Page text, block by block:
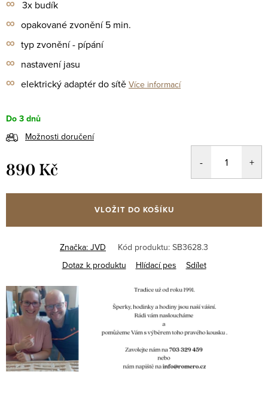
∞ 3x budík
∞ opakované zvonění 5 min.
∞ typ zvonění - pípání
∞ nastavení jasu
∞ elektrický adaptér do sítě Více informací
Do 3 dnů
Možnosti doručení
890 Kč
cena:
VLOŽIT DO KOŠÍKU
Značka: JVD Kód produktu: SB3628.3
Dotaz k produktu
Hlídací pes Sdílet